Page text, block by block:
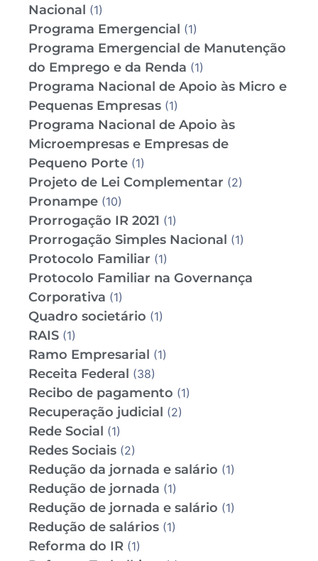
Nacional (1)
Programa Emergencial (1)
Programa Emergencial de Manutenção
do Emprego e da Renda (1)
Programa Nacional de Apoio às Micro e
Pequenas Empresas (1)
Programa Nacional de Apoio às
Microempresas e Empresas de
Pequeno Porte (1)
Projeto de Lei Complementar (2)
Pronampe (10)
Prorrogação IR 2021 (1)
Prorrogação Simples Nacional (1)
Protocolo Familiar (1)
Protocolo Familiar na Governança
Corporativa (1)
Quadro societário (1)
RAIS (1)
Ramo Empresarial (1)
Receita Federal (38)
Recibo de pagamento (1)
Recuperação judicial (2)
Rede Social (1)
Redes Sociais (2)
Redução da jornada e salário (1)
Redução de jornada (1)
Redução de jornada e salário (1)
Redução de salários (1)
Reforma do IR (1)